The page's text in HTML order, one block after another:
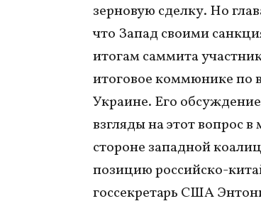
зерновую сделку. Но
что Запад своими
итогам саммита
итоговое коммюнике по
Украине. Его
взгляды на этот вопрос
стороне западной
позицию российско-
госсекретарь США